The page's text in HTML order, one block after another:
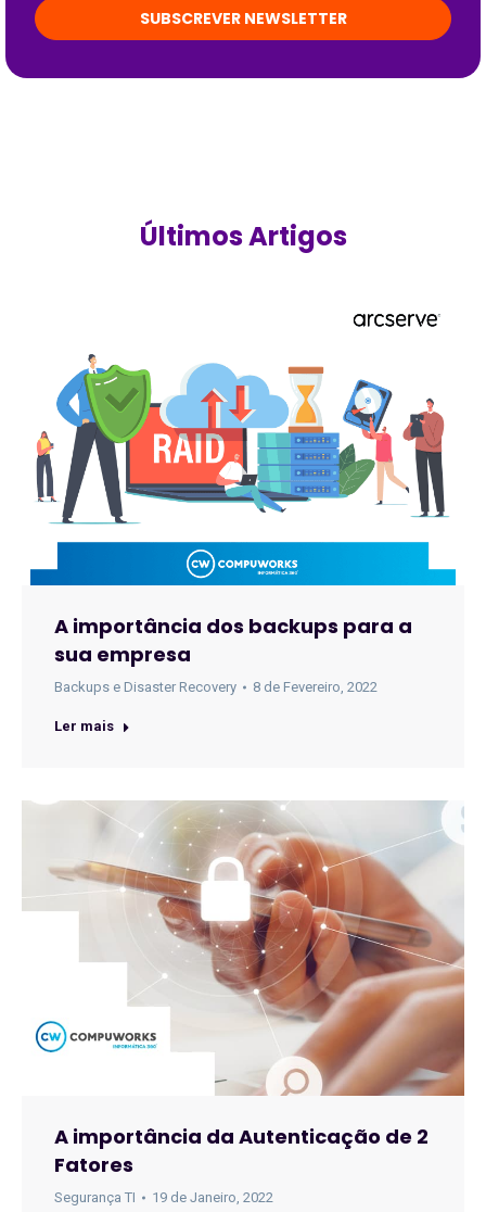
SUBSCREVER NEWSLETTER
Últimos Artigos
A importância dos backups para a
sua empresa
Backups e Disaster Recovery 8 de Fevereiro, 2022
Ler mais
A importância da Autenticação de 2
Fatores
Segurança TI 19 de Janeiro, 2022